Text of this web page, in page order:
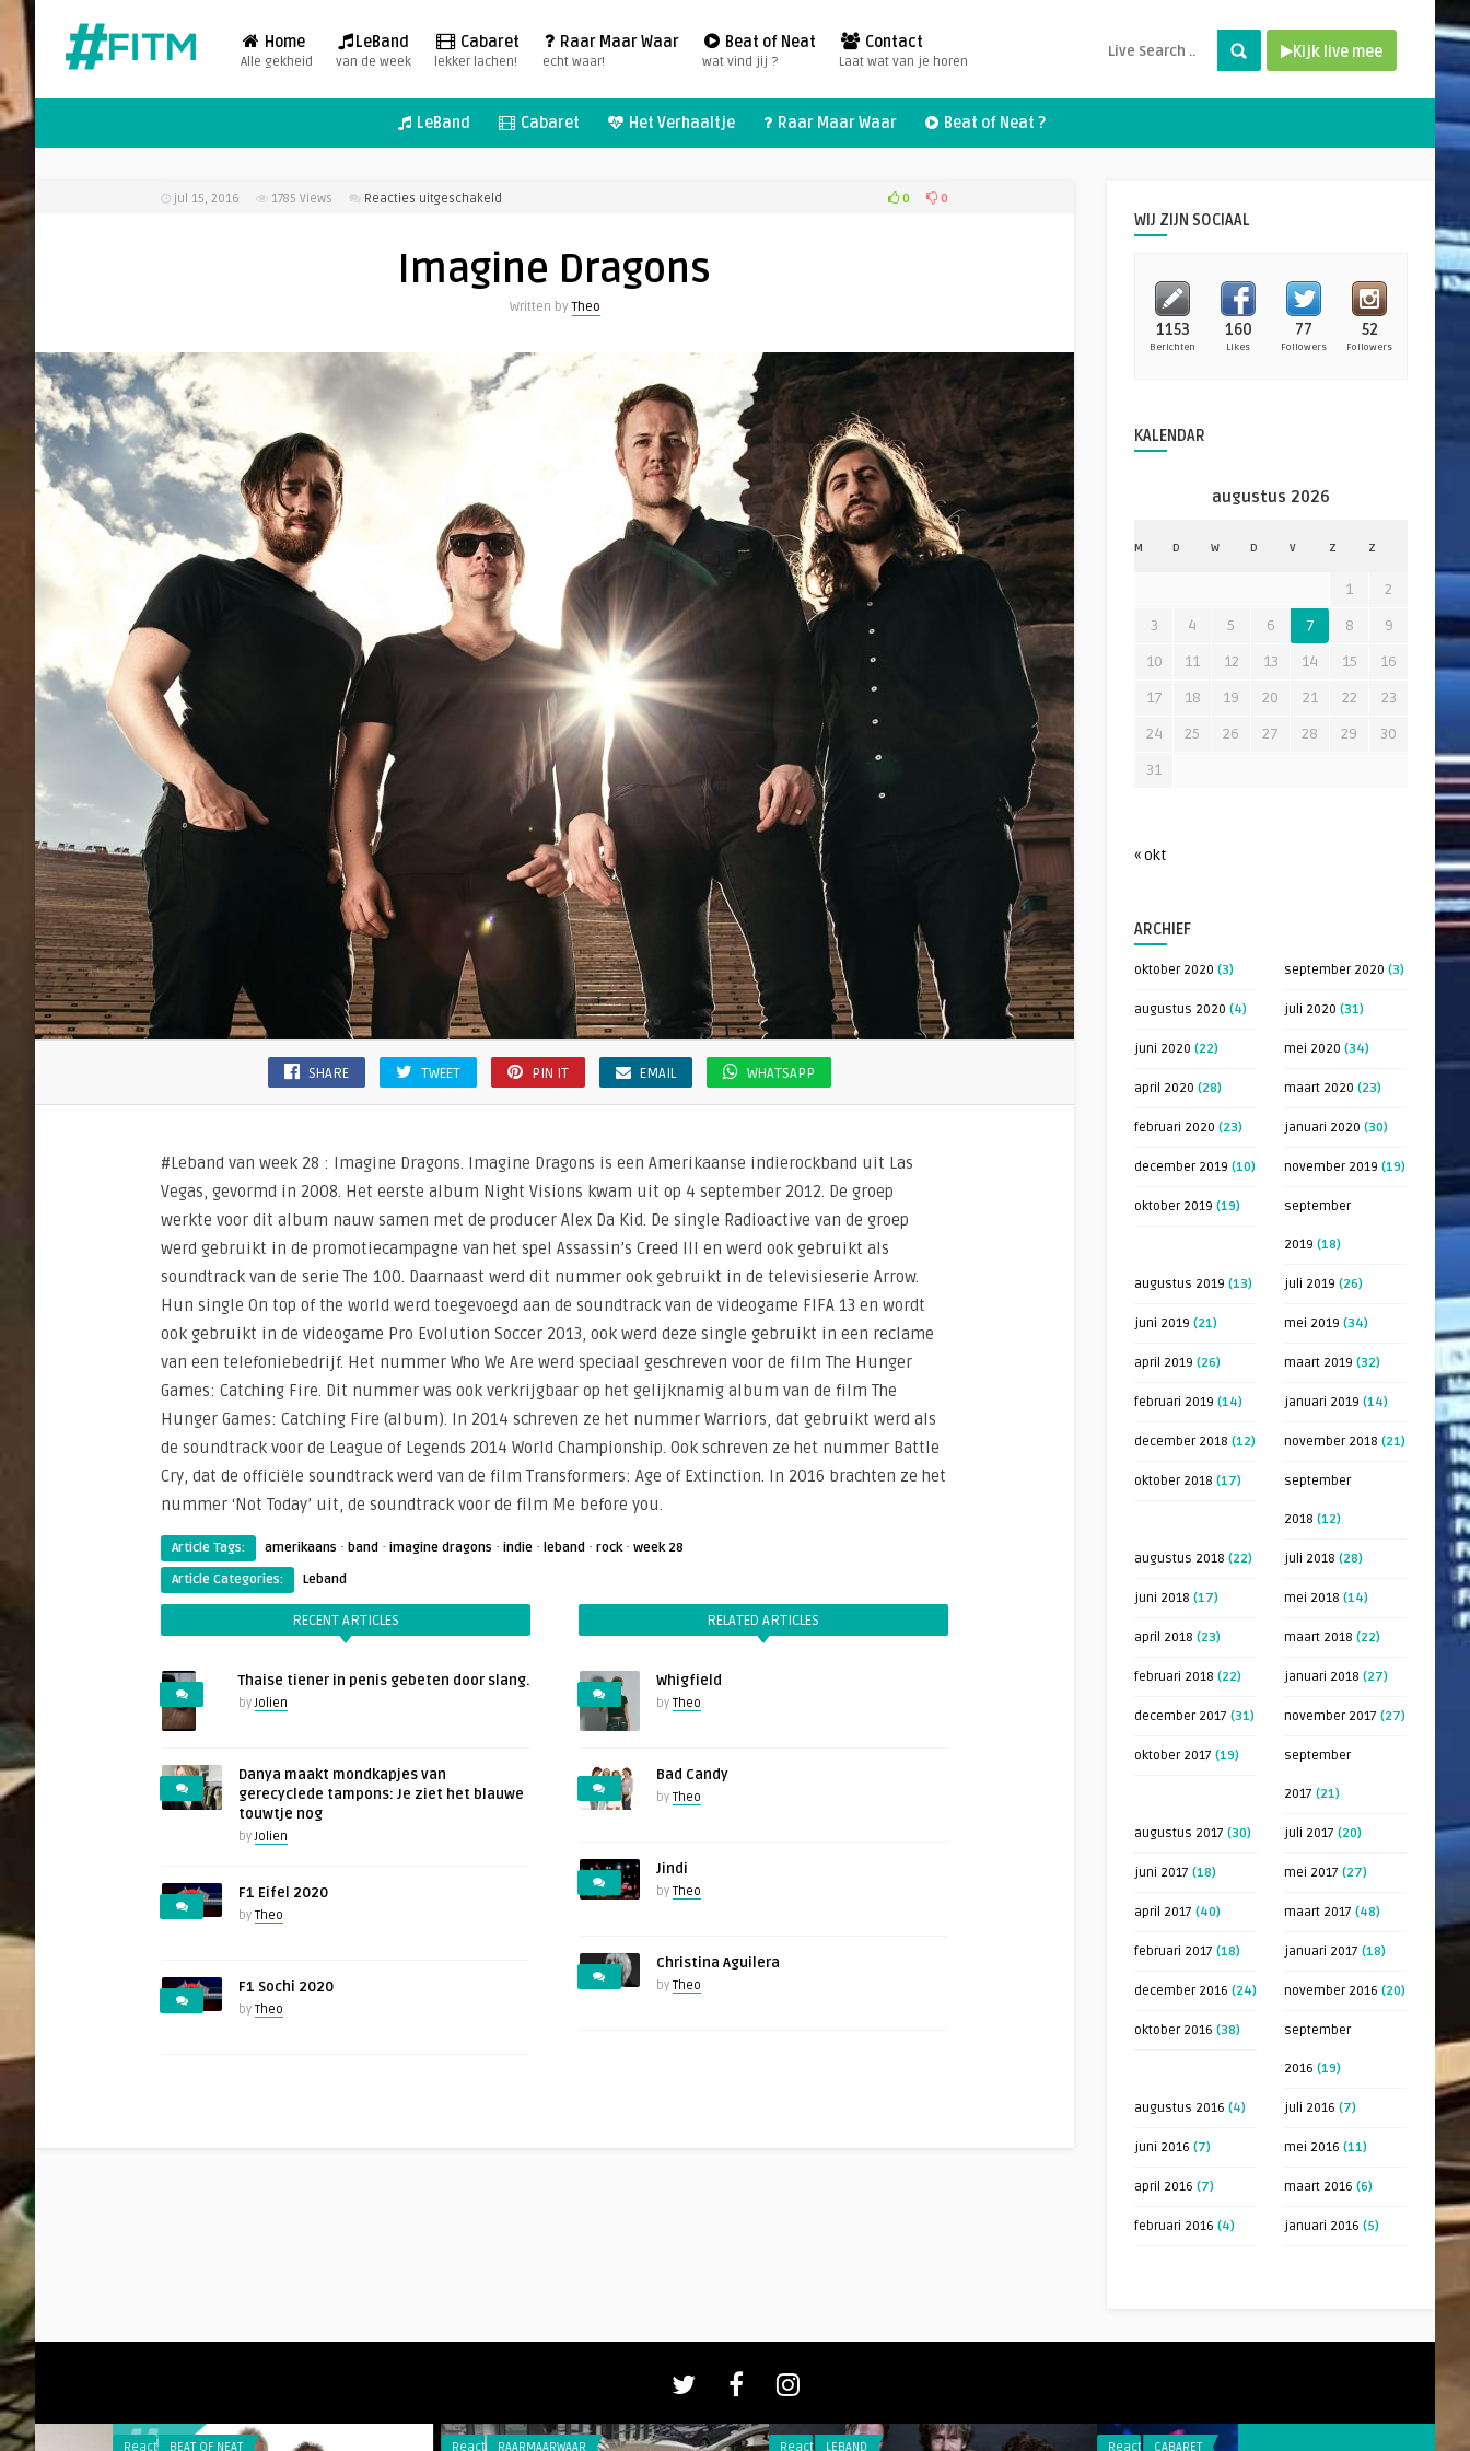
Home
Alle gekheid
LeBand
van de week
Cabaret
lekker lachen!
Raar Maar Waar
echt waar!
Beat of Neat
wat vind jij ?
Contact
Laat wat van je horen
Kijk live mee
LeBand Cabaret Het Verhaaltje Raar Maar Waar Beat of Neat ?
jul 15, 2016 1785 Views Reacties uitgeschakeld 0 0
Imagine Dragons
Written byTheo
SHARE TWEET PIN IT EMAIL WHATSAPP
#Leband van week 28 : Imagine Dragons. Imagine Dragons is een Amerikaanse indierockband uit Las
Vegas, gevormd in 2008. Het eerste album Night Visions kwam uit op 4 september 2012. De groep
werkte voor dit album nauw samen met de producer Alex Da Kid. De single Radioactive van de groep
werd gebruikt in de promotiecampagne van het spel Assassin’s Creed III en werd ook gebruikt als
soundtrack van de serie The 100. Daarnaast werd dit nummer ook gebruikt in de televisieserie Arrow.
Hun single On top of the world werd toegevoegd aan de soundtrack van de videogame FIFA 13 en wordt
ook gebruikt in de videogame Pro Evolution Soccer 2013, ook werd deze single gebruikt in een reclame
van een telefoniebedrijf. Het nummer Who We Are werd speciaal geschreven voor de film The Hunger
Games: Catching Fire. Dit nummer was ook verkrijgbaar op het gelijknamig album van de film The
Hunger Games: Catching Fire (album). In 2014 schreven ze het nummer Warriors, dat gebruikt werd als
de soundtrack voor de League of Legends 2014 World Championship. Ook schreven ze het nummer Battle
Cry, dat de officiële soundtrack werd van de film Transformers: Age of Extinction. In 2016 brachten ze het
nummer ‘Not Today’ uit, de soundtrack voor de film Me before you.
Article Tags: amerikaans · band · imagine dragons · indie · leband · rock· week 28
Article Categories:
Leband
RECENT ARTICLES
Thaise tiener in penis gebeten door slang.
byJolien
Danya maakt mondkapjes van
gerecyclede tampons: Je ziet het blauwe
touwtje nog
byJolien
F1 Eifel 2020
by Theo
F1 Sochi 2020
by Theo
RELATED ARTICLES
Whigfield
by Theo
Bad Candy
by Theo
Jindi
by Theo
Christina Aguilera
by Theo
WIJ ZIJN SOCIAAL
1153
Berichten
160
Likes
77
Followers
52
Followers
KALENDAR
augustus 2026
M D W D V Z Z
1
2
3
4 5 6 7 8
9
10
11 12 13 14 15
16
17
18 19 20 21 22
23
24
25 26 27 28 29
30
31
« okt
ARCHIEF
oktober 2020 (3) september 2020 (3)
augustus 2020 (4) juli 2020 (31)
juni 2020 (22) mei 2020 (34)
april 2020 (28) maart 2020 (23)
februari 2020 (23) januari 2020 (30)
december 2019 (10) november 2019 (19)
oktober 2019 (19) september
2019 (18)
augustus 2019 (13) juli 2019 (26)
juni 2019 (21) mei 2019 (34)
april 2019 (26) maart 2019 (32)
februari 2019 (14) januari 2019 (14)
december 2018 (12) november 2018 (21)
oktober 2018 (17) september
2018 (12)
augustus 2018 (22) juli 2018 (28)
juni 2018 (17) mei 2018 (14)
april 2018 (23) maart 2018 (22)
februari 2018 (22) januari 2018 (27)
december 2017 (31) november 2017 (27)
oktober 2017 (19) september
2017 (21)
augustus 2017 (30) juli 2017 (20)
juni 2017 (18) mei 2017 (27)
april 2017 (40) maart 2017 (48)
februari 2017 (18) januari 2017 (18)
december 2016 (24) november 2016 (20)
oktober 2016 (38) september
2016 (19)
augustus 2016 (4) juli 2016 (7)
juni 2016 (7) mei 2016 (11)
april 2016 (7) maart 2016 (6)
februari 2016 (4) januari 2016 (5)
BEAT OF NEAT RAARMAARWAAR ReactiesLEBAND Reacties CABARET